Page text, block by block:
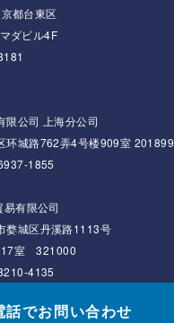
都台東区
ダビル4F
限公司 上海分公司
环城路762弄4号楼909室 201899
1855
有限公司
婺城区丹溪路1113号
室 321000
4135
話でお問い合わせ